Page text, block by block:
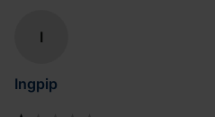
I
Ingpip